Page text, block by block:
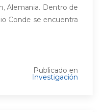
Alemania. Dentro de
Conde se encuentra
Publicado en
Investigación